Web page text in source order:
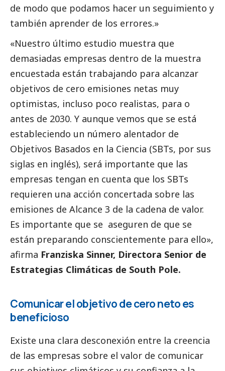
de modo que podamos hacer un seguimiento y
también aprender de los errores.»
«Nuestro último estudio muestra que
demasiadas empresas dentro de la muestra
encuestada están trabajando para alcanzar
objetivos de cero emisiones netas muy
optimistas, incluso poco realistas, para o
antes de 2030. Y aunque vemos que se está
estableciendo un número alentador de
Objetivos Basados en la Ciencia (SBTs, por sus
siglas en inglés), será importante que las
empresas tengan en cuenta que los SBTs
requieren una acción concertada sobre las
emisiones de Alcance 3 de la cadena de valor.
Es importante que se aseguren de que se
están preparando conscientemente para ello»,
afirma Franziska Sinner, Directora Senior de
Estrategias Climáticas de South Pole.
Comunicar el objetivo de cero neto es
beneficioso
Existe una clara desconexión entre la creencia
de las empresas sobre el valor de comunicar